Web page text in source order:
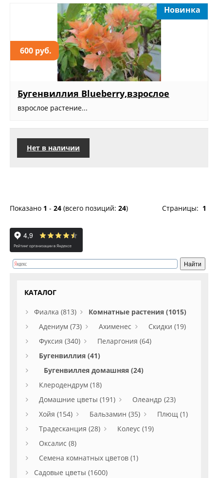
600 руб.
Новинка
Бугенвиллия Blueberry,взрослое
взрослое растение...
Нет в наличии
Страницы: 1
Показано 1 - 24 (всего позиций: 24)
КАТАЛОГ
Фиалка (813)
Комнатные растения (1015)
Адениум (73)
Ахименес
Скидки (19)
Фуксия (340)
Пеларгония (64)
Бугенвиллия (41)
Бугенвиллея домашняя (24)
Клеродендрум (18)
Домашние цветы (191)
Олеандр (23)
Хойя (154)
Бальзамин (35)
Плющ (1)
Традесканция (28)
Колеус (19)
Оксалис (8)
Семена комнатных цветов (1)
Садовые цветы (1600)